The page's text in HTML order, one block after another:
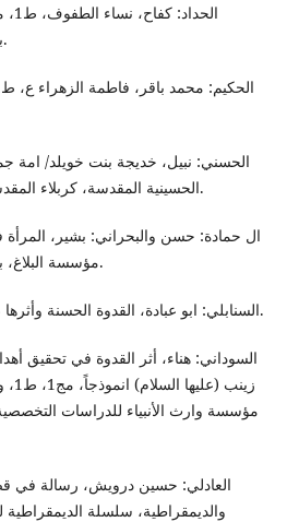
بيروت، لبنان، 1432هـ-2011م.
الحسينية المقدسة، كربلاء المقدسة، العراق، 1432هـ- 2011م.
مؤسسة البلاغ، بيروت، لبنان، 1422هـ-2000م.
5-السنابلي: ابو عبادة، القدوة الحسنة وأثرها على الفرد والمجتمع، 2015.
مؤسسة وارث الأنبياء للدراسات